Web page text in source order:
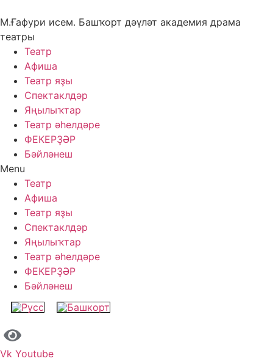
to
content
М.Ғафури исем. Башҡорт дәүләт академия драма
театры
Театр
Афиша
Театр яҙы
Спектаклдәр
Яңылыҡтар
Театр әһелдәре
ФЕКЕРҘӘР
Бәйләнеш
Menu
Театр
Афиша
Театр яҙы
Спектаклдәр
Яңылыҡтар
Театр әһелдәре
ФЕКЕРҘӘР
Бәйләнеш
Vk Youtube